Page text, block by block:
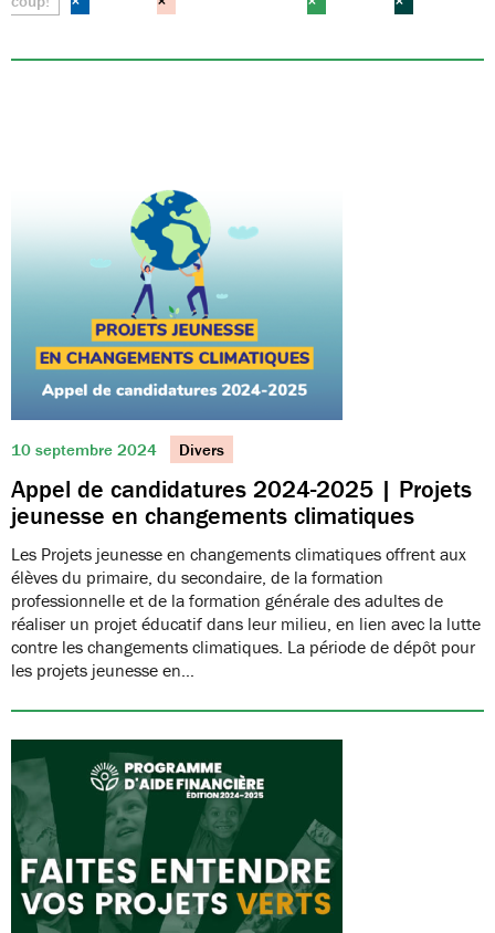
10 septembre 2024 Divers
Appel de candidatures 2024-2025 | Projets
jeunesse en changements climatiques
Les Projets jeunesse en changements climatiques offrent aux
élèves du primaire, du secondaire, de la formation
professionnelle et de la formation générale des adultes de
réaliser un projet éducatif dans leur milieu, en lien avec la lutte
contre les changements climatiques. La période de dépôt pour
les projets jeunesse en…